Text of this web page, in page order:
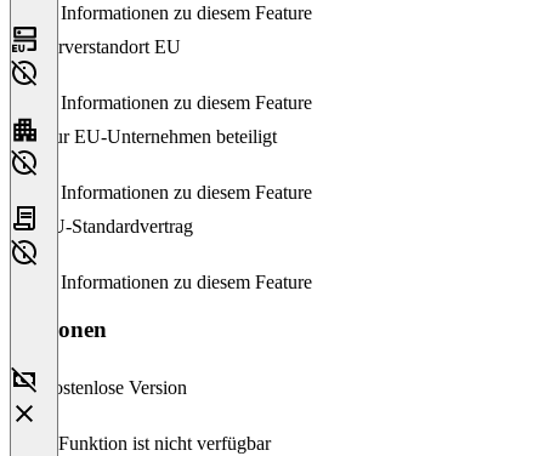
Keine Informationen zu diesem Feature
Serverstandort EU
Keine Informationen zu diesem Feature
Nur EU-Unternehmen beteiligt
Keine Informationen zu diesem Feature
EU-Standardvertrag
Keine Informationen zu diesem Feature
Versionen
Kostenlose Version
Diese Funktion ist nicht verfügbar